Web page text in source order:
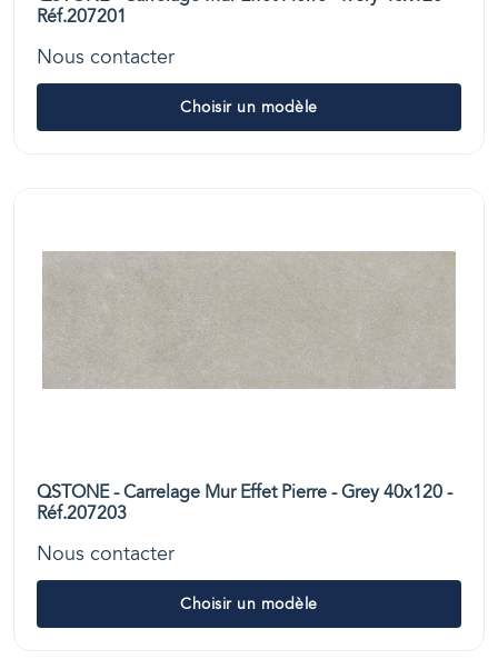
Réf.207201
Nous contacter
Choisir un modèle
QSTONE - Carrelage Mur Effet Pierre - Grey 40x120 -
Réf.207203
Nous contacter
Choisir un modèle